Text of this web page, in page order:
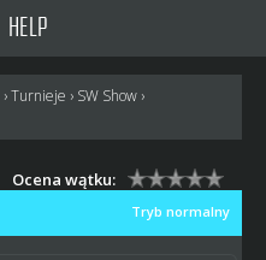
HELP
›Turnieje › SW Show ›
Ocena wątku:
Tryb normalny